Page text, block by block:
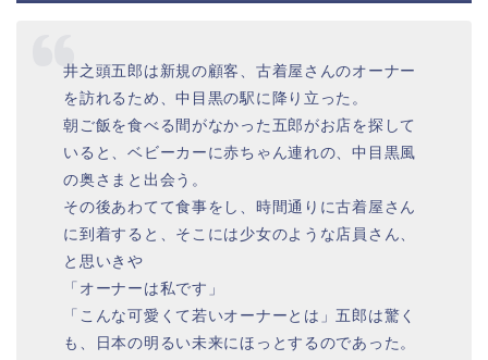
井之頭五郎は新規の顧客、古着屋さんのオーナー
を訪れるため、中目黒の駅に降り立った。
朝ご飯を食べる間がなかった五郎がお店を探して
いると、ベビーカーに赤ちゃん連れの、中目黒風
の奥さまと出会う。
その後あわてて食事をし、時間通りに古着屋さん
に到着すると、そこには少女のような店員さん、
と思いきや
「オーナーは私です」
「こんな可愛くて若いオーナーとは」五郎は驚く
も、日本の明るい未来にほっとするのであった。